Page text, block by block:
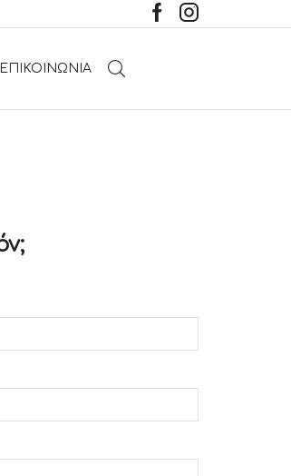
ΕΠΙΚΟΙΝΩΝΙΑ